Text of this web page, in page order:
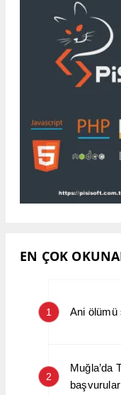
EN ÇOK
1 Ani ölümü
2
Muğla’da